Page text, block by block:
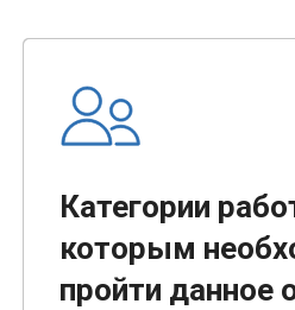
Категории
которым
пройти данное